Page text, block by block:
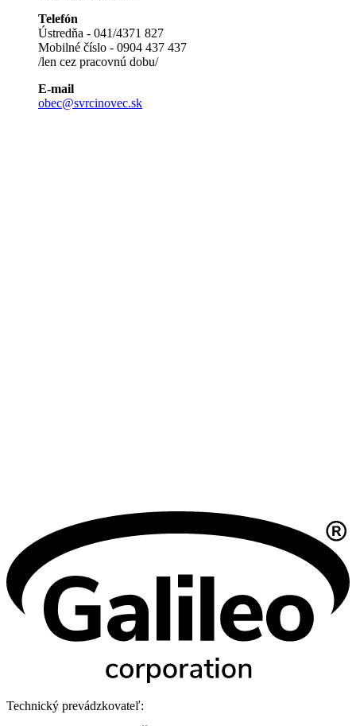
Telefón
Ústredňa - 041/4371 827
Mobilné číslo - 0904 437 437
/len cez pracovnú dobu/
E-mail
obec@svrcinovec.sk
Technický prevádzkovateľ: